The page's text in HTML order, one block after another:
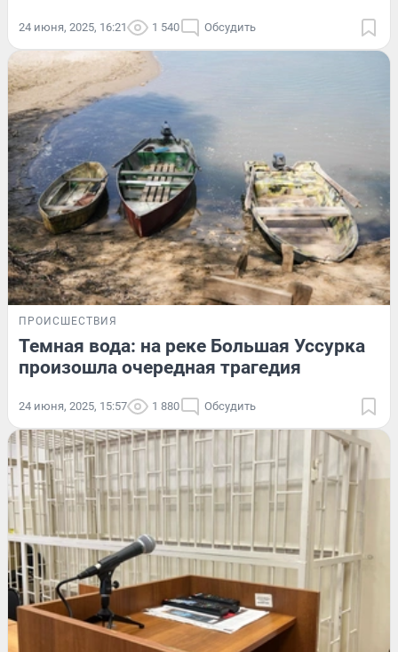
24 июня, 2025, 16:21 1 540 Обсудить
ПРОИСШЕСТВИЯ
Темная вода: на реке Большая Уссурка
произошла очередная трагедия
24 июня, 2025, 15:57 1 880 Обсудить